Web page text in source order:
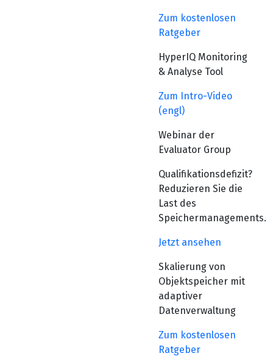
Zum kostenlosen
Ratgeber
HyperIQ Monitoring
& Analyse Tool
Zum Intro-Video
(engl)
Webinar der
Evaluator Group
Qualifikationsdefizit?
Reduzieren Sie die
Last des
Speichermanagements.
Jetzt ansehen
Skalierung von
Objektspeicher mit
adaptiver
Datenverwaltung
Zum kostenlosen
Ratgeber